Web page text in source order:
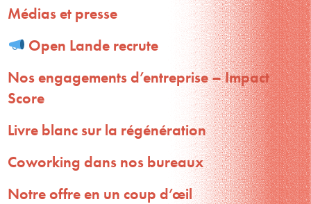
Médias et presse
Open Lande recrute
Nos engagements d’entreprise – Impact
Score
Livre blanc sur la régénération
Coworking dans nos bureaux
Notre offre en un coup d’œil